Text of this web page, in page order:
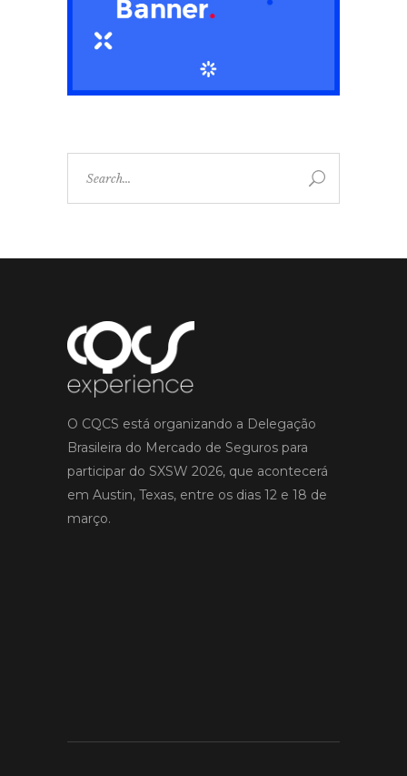
O CQCS está organizando a Delegação
Brasileira do Mercado de Seguros para
participar do SXSW 2026, que acontecerá
em Austin, Texas, entre os dias 12 e 18 de
março.